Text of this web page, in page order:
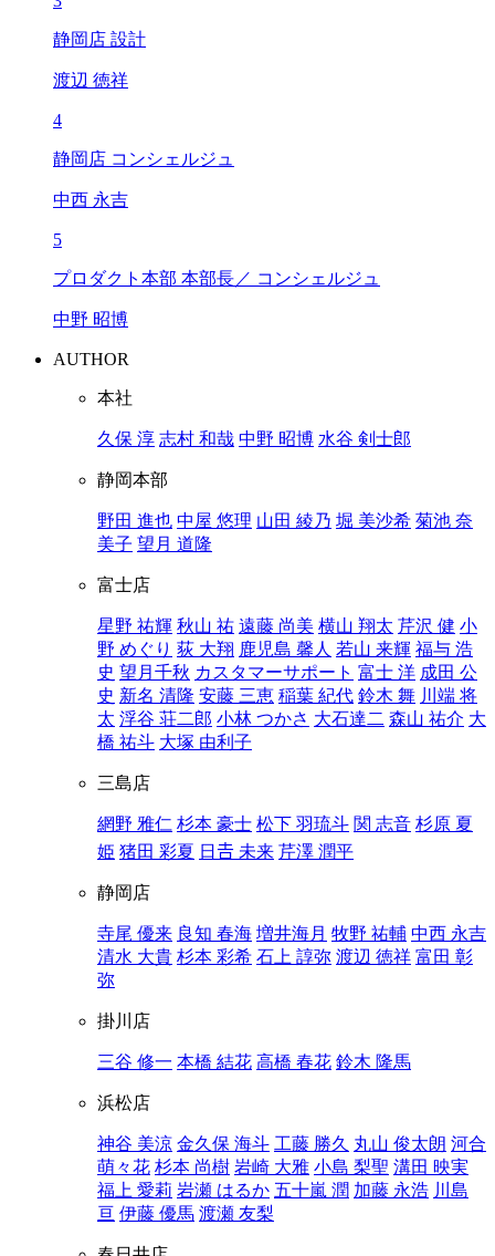
静岡店 設計
渡辺 徳祥
4
静岡店 コンシェルジュ
中西 永吉
5
プロダクト本部 本部長／ コンシェルジュ
中野 昭博
AUTHOR
本社
久保 淳 志村 和哉 中野 昭博 水谷 剣士郎
静岡本部
野田 進也 中屋 悠理 山田 綾乃 堀 美沙希 菊池 奈
美子 望月 道隆
富士店
星野 祐輝 秋山 祐 遠藤 尚美 横山 翔太 芹沢 健 小
野 めぐり 荻 大翔 鹿児島 馨人 若山 来輝 福与 浩
史 望月千秋 カスタマーサポート 富士 洋 成田 公
史 新名 清隆 安藤 三恵 稲葉 紀代 鈴木 舞 川端 将
太 浮谷 荘二郎 小林 つかさ 大石達二 森山 祐介 大
橋 祐斗 大塚 由利子
三島店
網野 雅仁 杉本 豪士 松下 羽琉斗 関 志音 杉原 夏
姫 猪田 彩夏 日𠮷 未来 芹澤 潤平
静岡店
寺尾 優来 良知 春海 増井海月 牧野 祐輔 中西 永吉
清水 大貴 杉本 彩希 石上 諄弥 渡辺 徳祥 富田 彰
弥
掛川店
三谷 修一 本橋 結花 高橋 春花 鈴木 隆馬
浜松店
神谷 美涼 金久保 海斗 工藤 勝久 丸山 俊太朗 河合
萌々花 杉本 尚樹 岩崎 大雅 小島 梨聖 溝田 映実
福上 愛莉 岩瀬 はるか 五十嵐 潤 加藤 永浩 川島
亘 伊藤 優馬 渡瀬 友梨